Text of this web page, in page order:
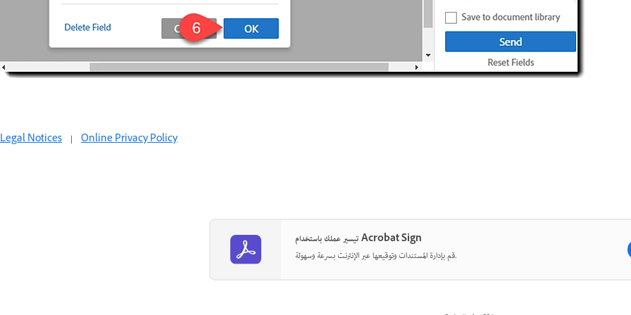
Legal Notices | Online Privacy Policy
تيسير عملك باستخدام Acrobat Sign
قم بإدارة المستندات وتوقيعها عبر الإنترنت بسرعة وسهولة.